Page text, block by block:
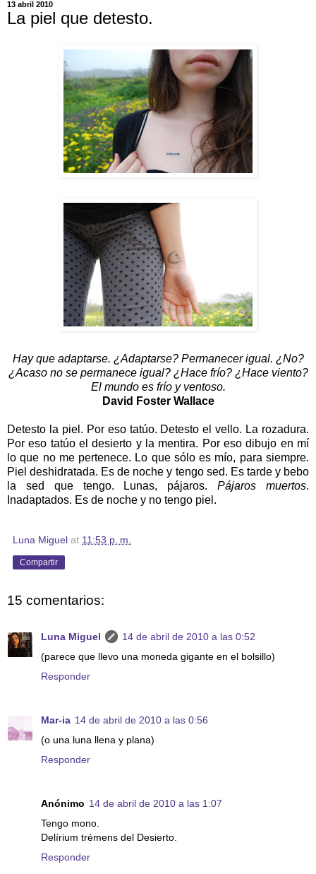
13 abril 2010
La piel que detesto.
Hay que adaptarse. ¿Adaptarse? Permanecer igual. ¿No?
¿Acaso no se permanece igual? ¿Hace frío? ¿Hace viento?
El mundo es frío y ventoso.
David Foster Wallace
Detesto la piel. Por eso tatúo. Detesto el vello. La rozadura.
Por eso tatúo el desierto y la mentira. Por eso dibujo en mí
lo que no me pertenece. Lo que sólo es mío, para siempre.
Piel deshidratada. Es de noche y tengo sed. Es tarde y bebo
la sed que tengo. Lunas, pájaros.Pájaros muertos.
Inadaptados. Es de noche y no tengo piel.
Luna Miguel at 11:53 p. m.
Compartir
15 comentarios:
Luna Miguel
14 de abril de 2010 a las 0:52
(parece que llevo una moneda gigante en el bolsillo)
Responder
Mar-ia 14 de abril de 2010 a las 0:56
(o una luna llena y plana)
Responder
Anónimo 14 de abril de 2010 a las 1:07
Tengo mono.
Delírium trémens del Desierto.
Responder